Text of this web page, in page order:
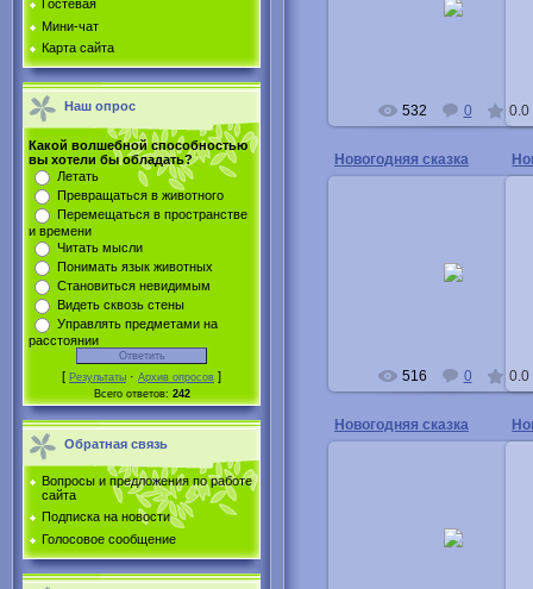
Гостевая
Мини-чат
Карта сайта
Наш опрос
Какой волшебной способностью
вы хотели бы обладать?
Летать
Превращаться в животного
Перемещаться в пространстве
и времени
Читать мысли
Понимать язык животных
Становиться невидимым
Видеть сквозь стены
Управлять предметами на
расстоянии
[ Результаты · Архив опросов ]
Всего ответов: 242
Обратная связь
Вопросы и предложения по работе
сайта
Подписка на новости
Голосовое сообщение
532 0 0.0
Новогодняя сказка
516 0 0.0
Новогодняя сказка